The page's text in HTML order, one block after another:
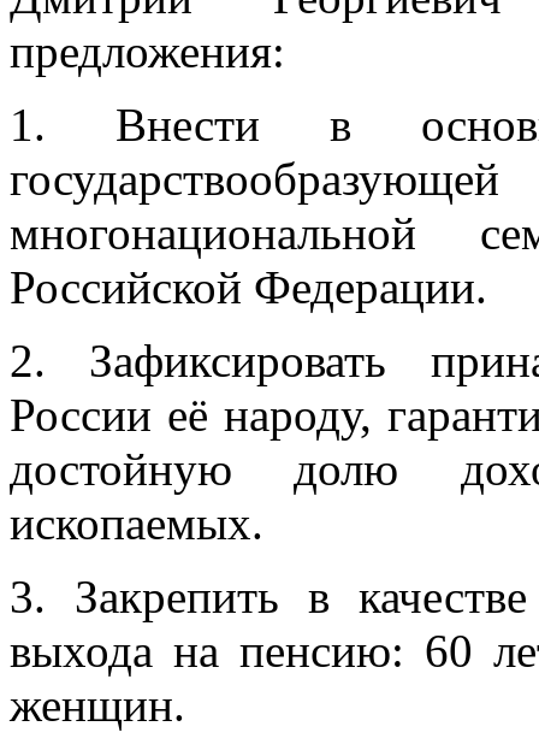
предложения:
1. Внести в
многонациональной
Российской Федерации.
2. Зафиксировать
России её народу,
достойную долю
ископаемых.
3. Закрепить в
выхода на пенсию: 60
женщин.